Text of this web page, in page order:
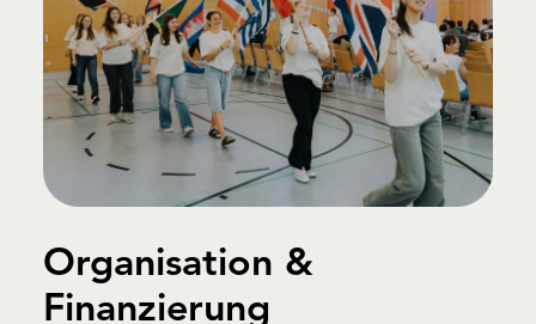
Organisation &
Finanzierung